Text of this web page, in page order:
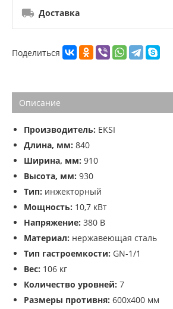
Доставка
Поделиться
Описание
Производитель: EKSI
Длина, мм: 840
Ширина, мм: 910
Высота, мм: 930
Тип: инжекторный
Мощность: 10,7 кВт
Напряжение: 380 В
Материал: нержавеющая сталь
Тип гастроемкости: GN-1/1
Вес: 106 кг
Количество уровней: 7
Размеры противня: 600х400 мм